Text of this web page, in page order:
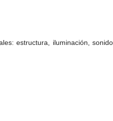
estructura, iluminación,